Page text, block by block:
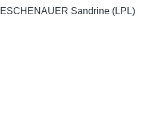
ESCHENAUER Sandrine (LPL)